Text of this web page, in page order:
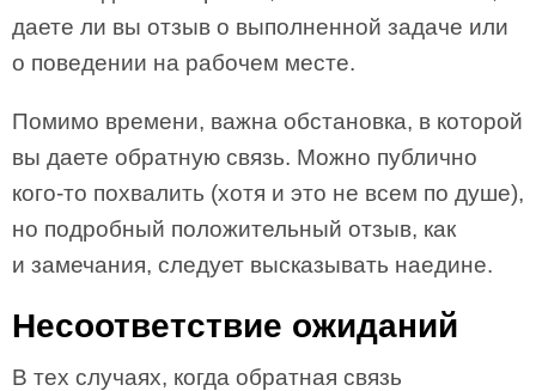
даете ли вы отзыв о выполненной задаче или
о поведении на рабочем месте.
Помимо времени, важна обстановка, в которой
вы даете обратную связь. Можно публично
кого-то похвалить (хотя и это не всем по душе),
но подробный положительный отзыв, как
и замечания, следует высказывать наедине.
Несоответствие ожиданий
В тех случаях, когда обратная связь